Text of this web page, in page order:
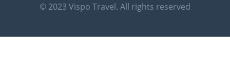
© 2023 Vispo Travel. All rights reserved